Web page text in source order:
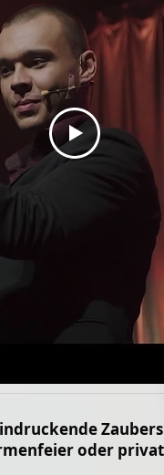
oder